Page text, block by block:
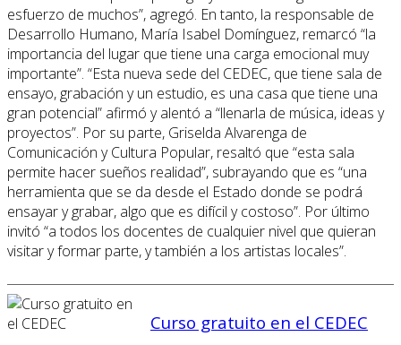
esfuerzo de muchos”, agregó. En tanto, la responsable de
Desarrollo Humano, María Isabel Domínguez, remarcó “la
importancia del lugar que tiene una carga emocional muy
importante”. “Esta nueva sede del CEDEC, que tiene sala de
ensayo, grabación y un estudio, es una casa que tiene una
gran potencial” afirmó y alentó a “llenarla de música, ideas y
proyectos”. Por su parte, Griselda Alvarenga de
Comunicación y Cultura Popular, resaltó que “esta sala
permite hacer sueños realidad”, subrayando que es “una
herramienta que se da desde el Estado donde se podrá
ensayar y grabar, algo que es difícil y costoso”. Por último
invitó “a todos los docentes de cualquier nivel que quieran
visitar y formar parte, y también a los artistas locales”.
Curso gratuito en el CEDEC